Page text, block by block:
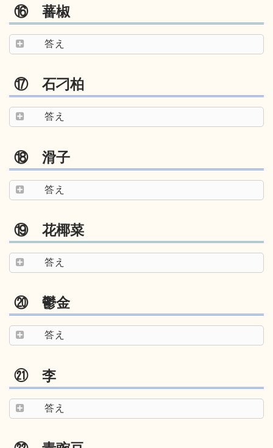
⑯ 蕃椒
答え
⑰ 石刁柏
答え
⑱ 滑子
答え
⑲ 花椰菜
答え
⑳ 鬱金
答え
㉑ 李
答え